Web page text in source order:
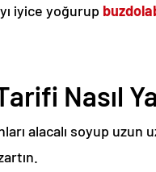
iyice yoğurup
Nasıl
alacalı soyup uzun